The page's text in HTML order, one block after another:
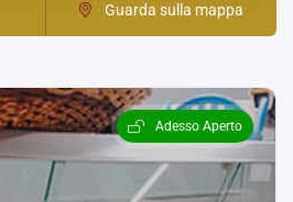
Guarda sulla mappa
Adesso Aperto